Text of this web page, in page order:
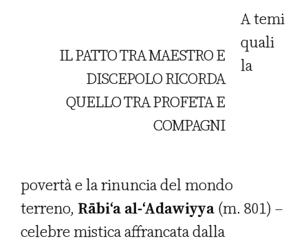
IL PATTO TRA MAESTRO E
DISCEPOLO RICORDA
QUELLO TRA PROFETA E
COMPAGNI
A temi
quali
la
povertà e la rinuncia del mondo
terreno, Rābi‘a al-‘Adawiyya (m. 801) –
celebre mistica affrancata dalla